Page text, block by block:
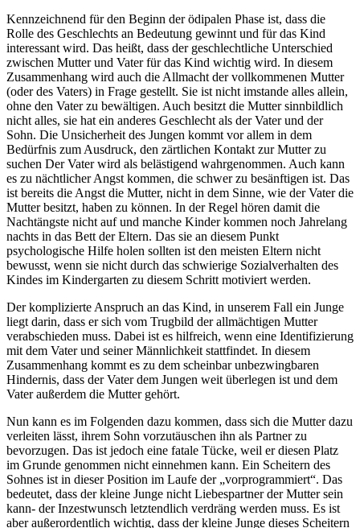
Kennzeichnend für den Beginn der ödipalen Phase ist, dass die
Rolle des Geschlechts an Bedeutung gewinnt und für das Kind
interessant wird. Das heißt, dass der geschlechtliche Unterschied
zwischen Mutter und Vater für das Kind wichtig wird. In diesem
Zusammenhang wird auch die Allmacht der vollkommenen Mutter
(oder des Vaters) in Frage gestellt. Sie ist nicht imstande alles allein,
ohne den Vater zu bewältigen. Auch besitzt die Mutter sinnbildlich
nicht alles, sie hat ein anderes Geschlecht als der Vater und der
Sohn. Die Unsicherheit des Jungen kommt vor allem in dem
Bedürfnis zum Ausdruck, den zärtlichen Kontakt zur Mutter zu
suchen Der Vater wird als belästigend wahrgenommen. Auch kann
es zu nächtlicher Angst kommen, die schwer zu besänftigen ist. Das
ist bereits die Angst die Mutter, nicht in dem Sinne, wie der Vater die
Mutter besitzt, haben zu können. In der Regel hören damit die
Nachtängste nicht auf und manche Kinder kommen noch Jahrelang
nachts in das Bett der Eltern. Das sie an diesem Punkt
psychologische Hilfe holen sollten ist den meisten Eltern nicht
bewusst, wenn sie nicht durch das schwierige Sozialverhalten des
Kindes im Kindergarten zu diesem Schritt motiviert werden.
Der komplizierte Anspruch an das Kind, in unserem Fall ein Junge
liegt darin, dass er sich vom Trugbild der allmächtigen Mutter
verabschieden muss. Dabei ist es hilfreich, wenn eine Identifizierung
mit dem Vater und seiner Männlichkeit stattfindet. In diesem
Zusammenhang kommt es zu dem scheinbar unbezwingbaren
Hindernis, dass der Vater dem Jungen weit überlegen ist und dem
Vater außerdem die Mutter gehört.
Nun kann es im Folgenden dazu kommen, dass sich die Mutter dazu
verleiten lässt, ihrem Sohn vorzutäuschen ihn als Partner zu
bevorzugen. Das ist jedoch eine fatale Tücke, weil er diesen Platz
im Grunde genommen nicht einnehmen kann. Ein Scheitern des
Sohnes ist in dieser Position im Laufe der „vorprogrammiert“. Das
bedeutet, dass der kleine Junge nicht Liebespartner der Mutter sein
kann- der Inzestwunsch letztendlich verdräng werden muss. Es ist
aber außerordentlich wichtig, dass der kleine Junge dieses Scheitern